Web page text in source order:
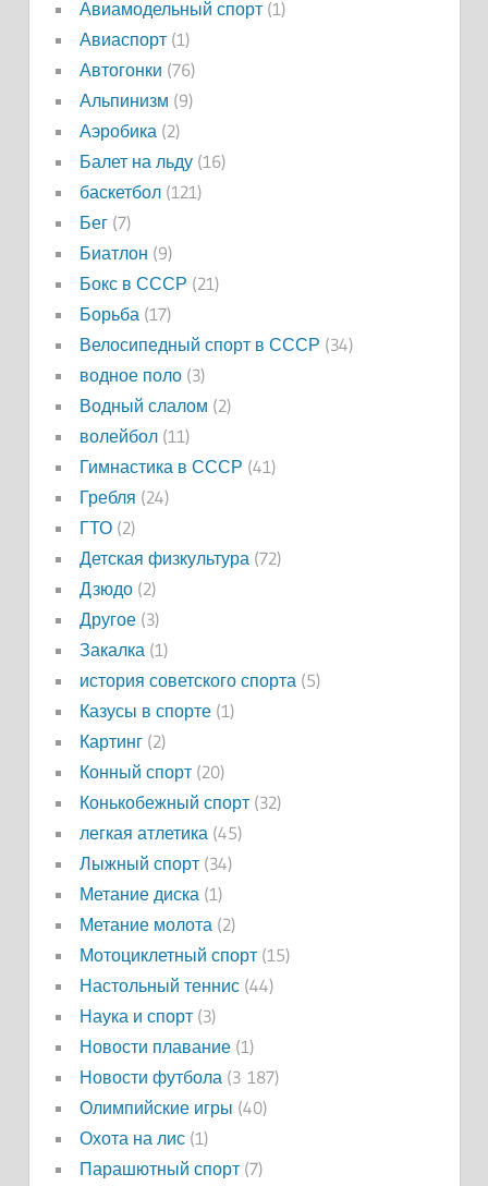
Авиамодельный спорт(1)
Авиаспорт(1)
Автогонки (76)
Альпинизм (9)
Аэробика (2)
Балет на льду(16)
баскетбол(121)
Бег(7)
Биатлон (9)
Бокс в СССР (21)
Борьба (17)
Велосипедный спорт в СССР (34)
водное поло(3)
Водный слалом (2)
волейбол(11)
Гимнастика в СССР (41)
Гребля (24)
ГТО(2)
Детская физкультура (72)
Дзюдо(2)
Другое(3)
Закалка (1)
история советского спорта (5)
Казусы в спорте(1)
Картинг(2)
Конный спорт(20)
Конькобежный спорт(32)
легкая атлетика (45)
Лыжный спорт(34)
Метание диска (1)
Метание молота (2)
Мотоциклетный спорт(15)
Настольный теннис(44)
Наука и спорт(3)
Новости плавание(1)
Новости футбола (3 187)
Олимпийские игры (40)
Охота на лис(1)
Парашютный спорт(7)